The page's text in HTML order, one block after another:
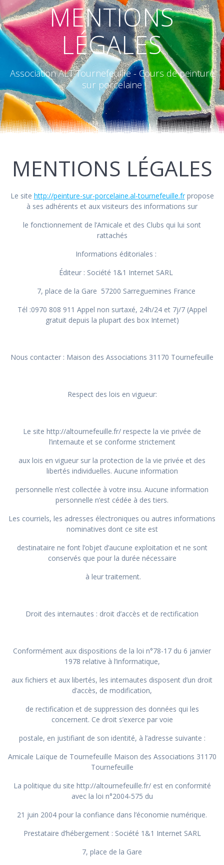
MENTIONS
LÉGALES
Association ALT Tournefeuille - Cours de peinture
sur porcelaine
MENTIONS LÉGALES
Le site http://peinture-sur-porcelaine.al-tournefeuille.frpropose
à ses adhérents et aux visiteurs des informations sur
le fonctionnement de l’Amicale et des Clubs qui lui sont
rattachés
Informations éditoriales :
Éditeur : Société 1&1 Internet SARL
7, place de la Gare 57200 Sarreguemines France
Tél :0970 808 911 Appel non surtaxé, 24h/24 et 7j/7 (Appel
gratuit depuis la plupart des box Internet)
Nous contacter : Maison des Associations 31170 Tournefeuille
Respect des lois en vigueur:
Le site http://altournefeuille.fr/ respecte la vie privée de
l’internaute et se conforme strictement
aux lois en vigueur sur la protection de la vie privée et des
libertés individuelles. Aucune information
personnelle n’est collectée à votre insu. Aucune information
personnelle n’est cédée à des tiers.
Les courriels, les adresses électroniques ou autres informations
nominatives dont ce site est
destinataire ne font l’objet d’aucune exploitation et ne sont
conservés que pour la durée nécessaire
à leur traitement.
Droit des internautes : droit d’accès et de rectification
Conformément aux dispositions de la loi n°78-17 du 6 janvier
1978 relative à l’informatique,
aux fichiers et aux libertés, les internautes disposent d’un droit
d’accès, de modification,
de rectification et de suppression des données qui les
concernent. Ce droit s’exerce par voie
postale, en justifiant de son identité, à l’adresse suivante :
Amicale Laïque de Tournefeuille Maison des Associations 31170
Tournefeuille
La politique du site http://altournefeuille.fr/ est en conformité
avec la loi n°2004-575 du
21 juin 2004 pour la confiance dans l’économie numérique.
Prestataire d’hébergement : Société 1&1 Internet SARL
7, place de la Gare